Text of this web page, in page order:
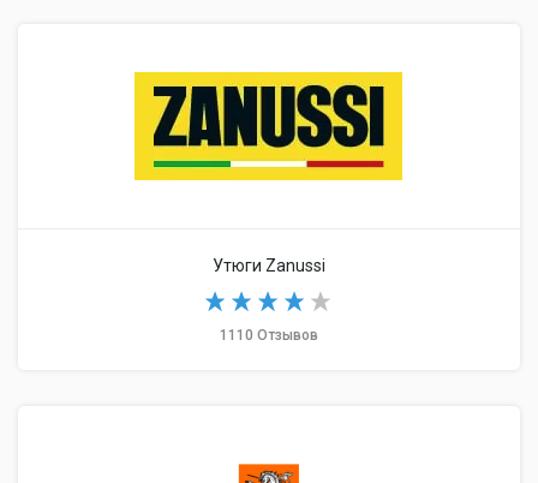
Утюги Zanussi
1110 Отзывов